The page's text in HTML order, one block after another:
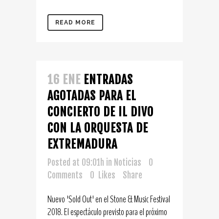
READ MORE
16 ENE ENTRADAS
AGOTADAS PARA EL
CONCIERTO DE IL DIVO
CON LA ORQUESTA DE
EXTREMADURA
Posted at 09:01h in Noticias
0
Comments
0 Likes Share
Nuevo 'Sold Out' en el Stone & Music Festival
2018. El espectáculo previsto para el próximo